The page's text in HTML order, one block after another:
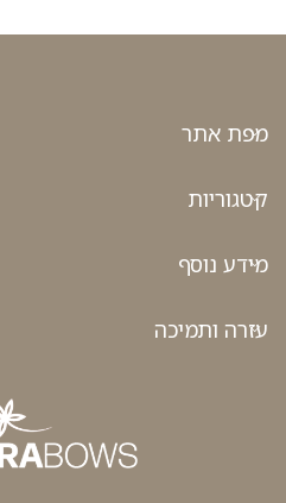
מפת אתר
קטגוריות
מידע נוסף
עזרה ותמיכה